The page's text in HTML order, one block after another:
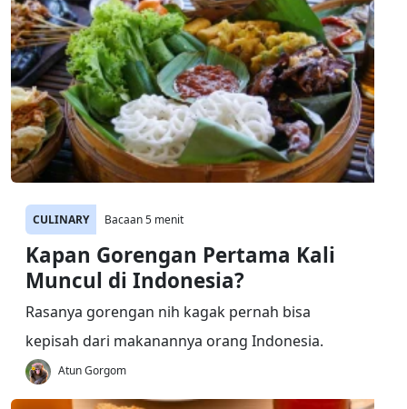
CULINARY Bacaan 5 menit
Kapan Gorengan Pertama Kali
Muncul di Indonesia?
Rasanya gorengan nih kagak pernah bisa
kepisah dari makanannya orang Indonesia.
Atun Gorgom